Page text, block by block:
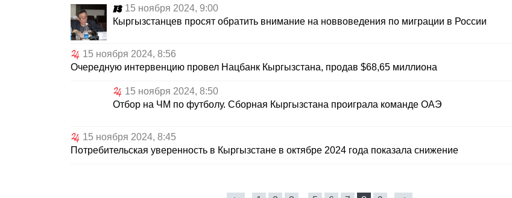
15 ноября 2024, 9:00
Кыргызстанцев просят обратить внимание на новвоведения по миграции в России
15 ноября 2024, 8:56
Очередную интервенцию провел Нацбанк Кыргызстана, продав $68,65 миллиона
15 ноября 2024, 8:50
Отбор на ЧМ по футболу. Сборная Кыргызстана проиграла команде ОАЭ
15 ноября 2024, 8:45
Потребительская уверенность в Кыргызстане в октябре 2024 года показала снижение